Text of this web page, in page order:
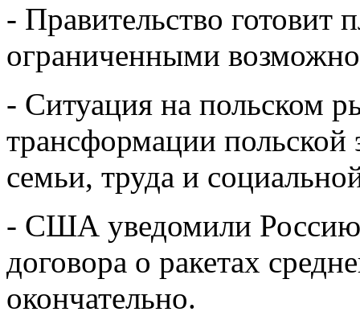
- Правительство
ограниченными
- Ситуация на польском
трансформации польской
семьи, труда и
- США уведомили
договора о ракетах
окончательно.